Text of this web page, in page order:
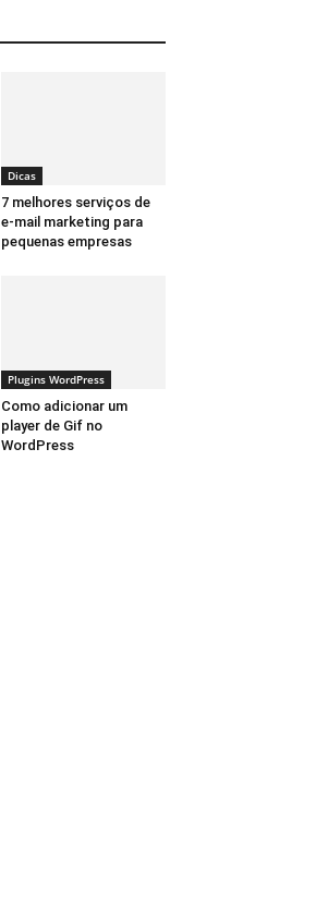
Dicas
7 melhores serviços de
e-mail marketing para
pequenas empresas
Plugins WordPress
Como adicionar um
player de Gif no
WordPress